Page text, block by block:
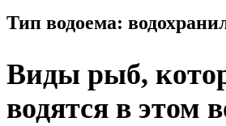
Тип водоема:
Виды рыб,
водятся в этом